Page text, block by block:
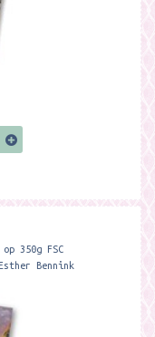
350g FSC
Bennink